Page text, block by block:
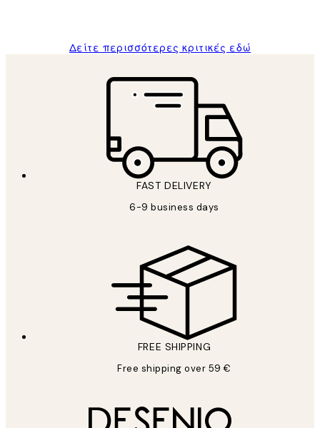
Δείτε περισσότερες κριτικές εδώ
FAST DELIVERY
6-9 business days
FREE SHIPPING
Free shipping over 59 €